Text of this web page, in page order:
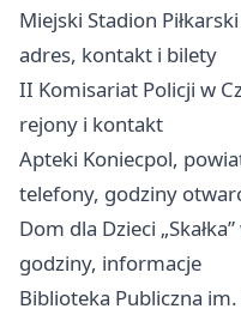
Miejski Stadion
adres, kontakt i bilety
II Komisariat Policji w
rejony i kontakt
Apteki Koniecpol,
telefony, godziny
Dom dla Dzieci
godziny, informacje
Biblioteka Publiczna im.